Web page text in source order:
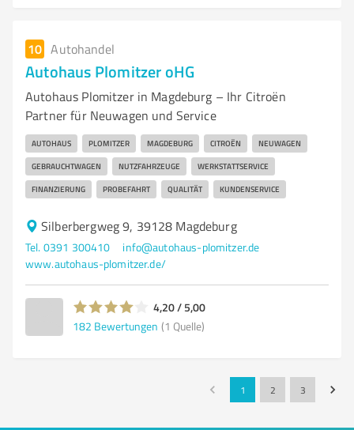
10 Autohandel
Autohaus Plomitzer oHG
Autohaus Plomitzer in Magdeburg – Ihr Citroën
Partner für Neuwagen und Service
AUTOHAUS PLOMITZER MAGDEBURG CITROËN NEUWAGEN
GEBRAUCHTWAGEN NUTZFAHRZEUGE WERKSTATTSERVICE
FINANZIERUNG PROBEFAHRT QUALITÄT KUNDENSERVICE
Silberbergweg 9, 39128 Magdeburg
Tel. 0391 300410
info@autohaus-plomitzer.de
www.autohaus-plomitzer.de/
4,20 / 5,00
182 Bewertungen (1 Quelle)
1 2 3